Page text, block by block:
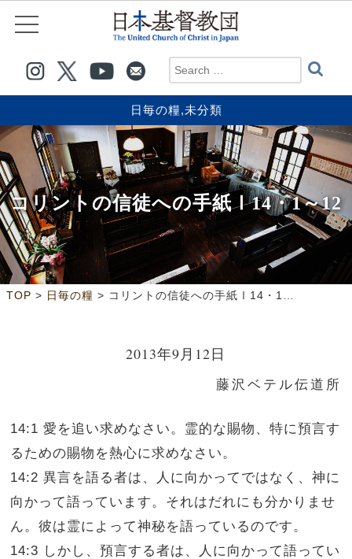
日毎の糧,未分類
コリントの信徒への手紙Ⅰ14・1～12
TOP > 日毎の糧 > コリントの信徒への手紙Ⅰ14・1～12
2013年9月12日
藤沢ベテル伝道所
14:1 愛を追い求めなさい。霊的な賜物、特に預言す
るための賜物を熱心に求めなさい。
14:2 異言を語る者は、人に向かってではなく、神に
向かって語っています。それはだれにも分かりませ
ん。彼は霊によって神秘を語っているのです。
14:3 しかし、預言する者は、人に向かって語ってい